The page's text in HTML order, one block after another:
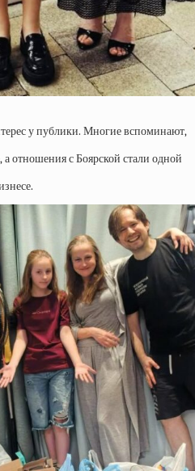
у публики. Многие вспоминают,
а отношения с Боярской стали одной